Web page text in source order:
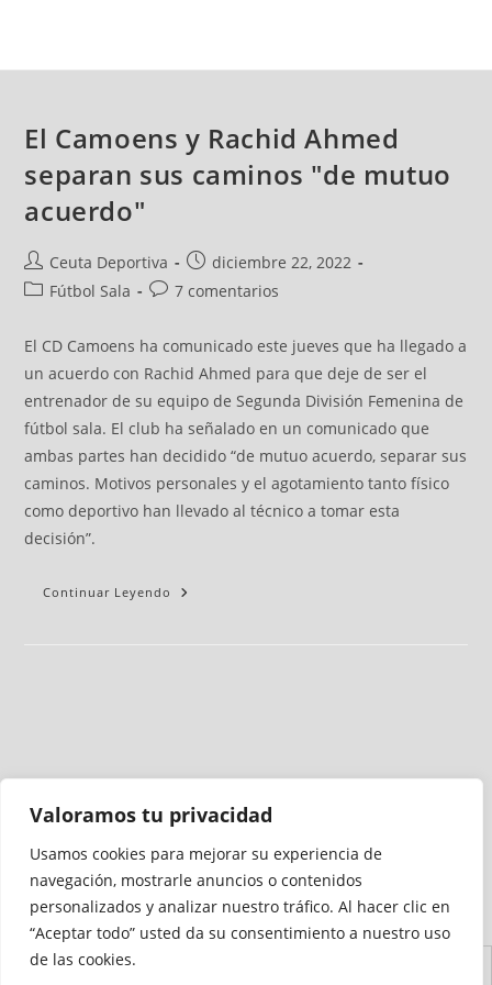
Valoramos tu privacidad
Usamos cookies para mejorar su experiencia de
navegación, mostrarle anuncios o contenidos
personalizados y analizar nuestro tráfico. Al hacer clic en
“Aceptar todo” usted da su consentimiento a nuestro uso
de las cookies.
El Camoens y Rachid Ahmed
separan sus caminos "de mutuo
acuerdo"
Ceuta Deportiva
diciembre 22, 2022
Fútbol Sala
7 comentarios
El CD Camoens ha comunicado este jueves que ha llegado a
un acuerdo con Rachid Ahmed para que deje de ser el
entrenador de su equipo de Segunda División Femenina de
fútbol sala. El club ha señalado en un comunicado que
ambas partes han decidido “de mutuo acuerdo, separar sus
caminos. Motivos personales y el agotamiento tanto físico
como deportivo han llevado al técnico a tomar esta
decisión”.
Continuar Leyendo
Medio auditado por